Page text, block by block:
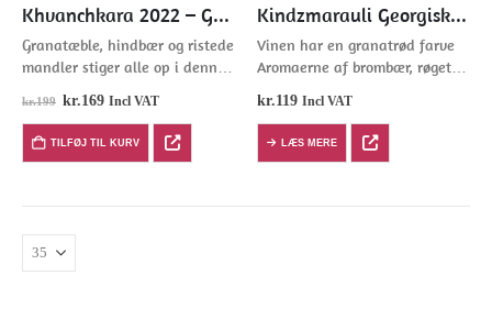
Khvanchkara 2022 – Georgisk Vin
Granatæble, hindbær og ristede
mandler stiger alle op i denne
en 50/50 blanding af
Aleksandrouli og Mujuretuli, de
lokale druer, der giver denne
kr.199 kr.169 Incl VAT
TILFØJ TIL KURV
Kindzmarauli Georgisk Vin
Vinen har en granatrød farve
Aromaerne af brombær, røget
Den indledende smag
domineres af søde og modne
brombær og hindbærdressing.
kr.119 Incl VAT
LÆS MERE